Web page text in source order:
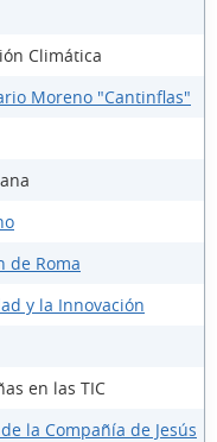
Climática
Moreno "Cantinflas"
de Roma
y la Innovación
en las TIC
la Compañía de Jesús